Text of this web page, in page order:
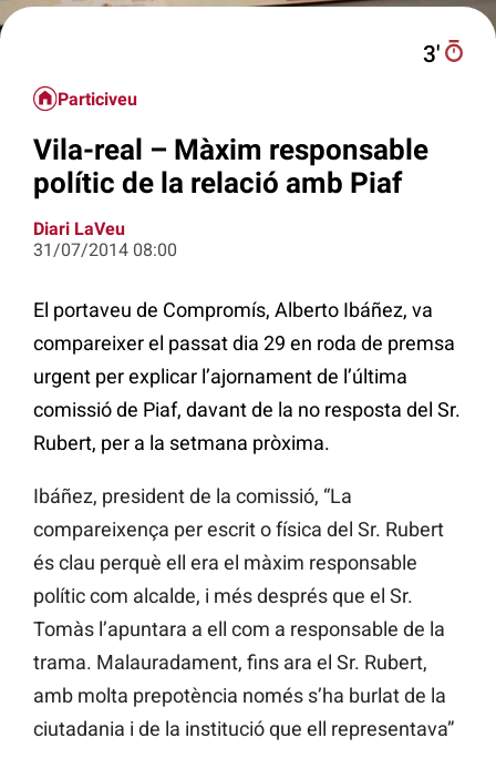
3′
Particiveu
Vila-real – Màxim responsable
polític de la relació amb Piaf
Diari LaVeu
31/07/2014 08:00
El portaveu de Compromís, Alberto Ibáñez, va
compareixer el passat dia 29 en roda de premsa
urgent per explicar l’ajornament de l’última
comissió de Piaf, davant de la no resposta del Sr.
Rubert, per a la setmana pròxima.
Ibáñez, president de la comissió, “La
compareixença per escrit o física del Sr. Rubert
és clau perquè ell era el màxim responsable
polític com alcalde, i més després que el Sr.
Tomàs l’apuntara a ell com a responsable de la
trama. Malauradament, fins ara el Sr. Rubert,
amb molta prepotència només s’ha burlat de la
ciutadania i de la institució que ell representava”